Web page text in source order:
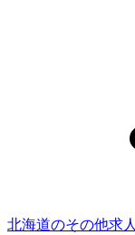
北海道のその他求人